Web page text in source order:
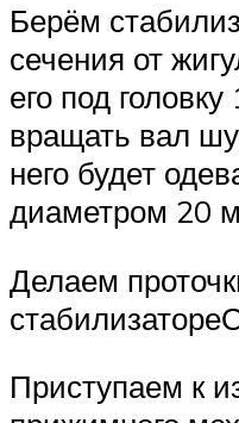
Берём
сечения от
его под
вращать вал
него будет
диаметром 20
Делаем
Приступаем к